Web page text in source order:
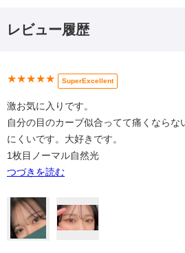
レビュー履歴
★★★★★ SuperExcellent
激お気に入りです。
自分の目のカーブ似合ってて痛くならな
にくいです。大好きです。
1枚目ノーマル自然光
つづきを読む